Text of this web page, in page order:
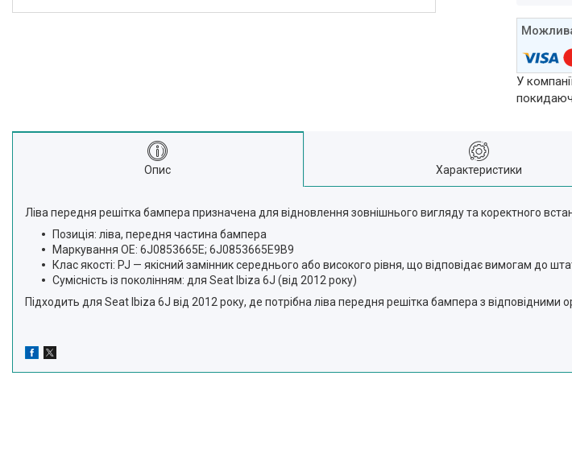
У
Опис Характеристики
Ліва передня решітка бампера призначена для відновлення зовнішнього вигляду та коректного
Позиція: ліва, передня частина бампера
Маркування OE: 6J0853665E; 6J0853665E9B9
Клас якості: PJ — якісний замінник середнього або високого рівня, що відповідає вимогам до
Сумісність із поколінням: для Seat Ibiza 6J (від 2012 року)
Підходить для Seat Ibiza 6J від 2012 року, де потрібна ліва передня решітка бампера з